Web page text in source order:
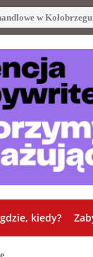
w Kołobrzegu
kiedy?